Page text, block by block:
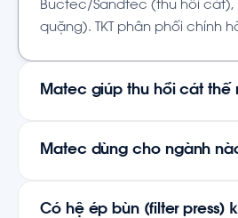
Buctec/Sandtec (thu hồi cát),
quặng). TKT phân phối chính
Matec giúp thu hồi cát thế
Matec dùng cho ngành
Có hệ ép bùn (filter press)